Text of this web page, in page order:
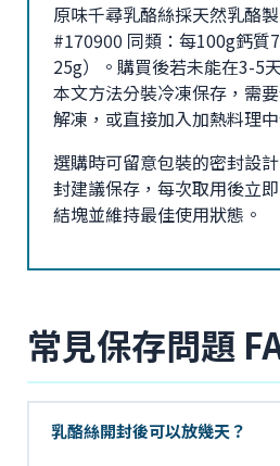
原味千尋乳酪絲採天然乳酪
#170900 同類：每100g鈣質
25g）。購買後若未能在3-5
本文方法分裝冷凍保存，需
解凍，或直接加入加熱料理中
選購時可留意包裝的密封設
封建議保存，每次取用後立
結塊並維持最佳使用狀態。
常見保存問題
乳酪絲開封後可以放幾天？